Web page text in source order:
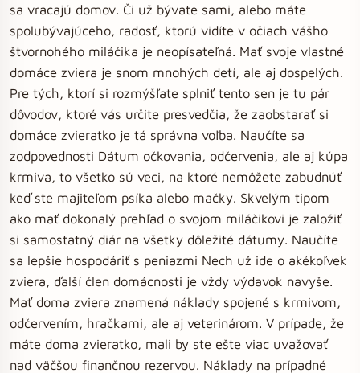
sa vracajú domov. Či už bývate sami, alebo máte
spolubývajúceho, radosť, ktorú vidíte v očiach vášho
štvornohého miláčika je neopísateľná. Mať svoje vlastné
domáce zviera je snom mnohých detí, ale aj dospelých.
Pre tých, ktorí si rozmýšľate splniť tento sen je tu pár
dôvodov, ktoré vás určite presvedčia, že zaobstarať si
domáce zvieratko je tá správna voľba. Naučíte sa
zodpovednosti Dátum očkovania, odčervenia, ale aj kúpa
krmiva, to všetko sú veci, na ktoré nemôžete zabudnúť
keď ste majiteľom psíka alebo mačky. Skvelým tipom
ako mať dokonalý prehľad o svojom miláčikovi je založiť
si samostatný diár na všetky dôležité dátumy. Naučíte
sa lepšie hospodáriť s peniazmi Nech už ide o akékoľvek
zviera, ďalší člen domácnosti je vždy výdavok navyše.
Mať doma zviera znamená náklady spojené s krmivom,
odčervením, hračkami, ale aj veterinárom. V prípade, že
máte doma zvieratko, mali by ste ešte viac uvažovať
nad väčšou finančnou rezervou. Náklady na prípadné